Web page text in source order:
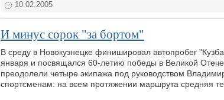
10.02.2005
И минус сорок "за бортом"
В среду в Новокузнецке финишировал автопробег
января и посвящался 60-летию победы в Великой
преодолели четыре экипажа под руководством
спортсменам: на всем протяжении маршрута средняя